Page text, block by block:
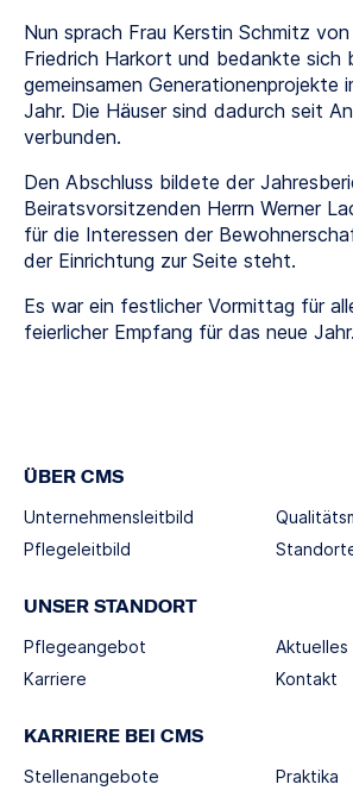
Nun sprach Frau Kerstin Schmitz
Friedrich Harkort und bedankte sich
gemeinsamen Generationenprojekte
Jahr. Die Häuser sind dadurch seit
verbunden.
Den Abschluss bildete der
Beiratsvorsitzenden Herrn Werner
für die Interessen der
der Einrichtung zur Seite steht.
Es war ein festlicher Vormittag für
feierlicher Empfang für das neue Jahr.
ÜBER CMS
Unternehmensleitbild
Pflegeleitbild
UNSER STANDORT
Pflegeangebot
Karriere
Aktuelles
Kontakt
KARRIERE BEI CMS
Stellenangebote Praktika